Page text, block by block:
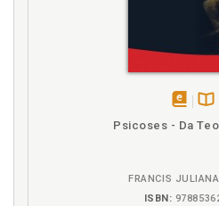
Psicoses - Da
FRANCIS
ISBN: